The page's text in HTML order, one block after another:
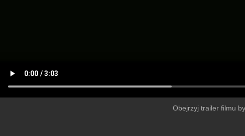
Obejrzyj trailer filmu